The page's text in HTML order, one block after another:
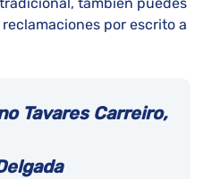
por escrito a
Tavares Carreiro,